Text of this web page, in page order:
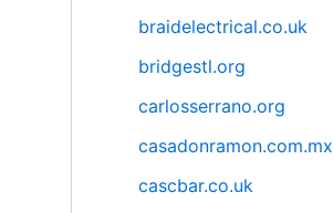
braidelectrical.co.uk
bridgestl.org
carlosserrano.org
casadonramon.com.mx
cascbar.co.uk